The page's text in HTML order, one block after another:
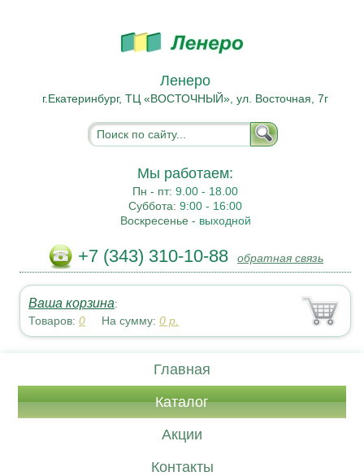
Ленеро
г.Екатеринбург, ТЦ «ВОСТОЧНЫЙ», ул. Восточная, 7г
Мы работаем:
Пн - пт:9.00 - 18.00
Суббота:9:00 - 16:00
Воскресенье - выходной
+7 (343) 310-10-88 обратная связь
Ваша корзина:
Товаров:0 На сумму:0 р.
Главная
Каталог
Акции
Контакты